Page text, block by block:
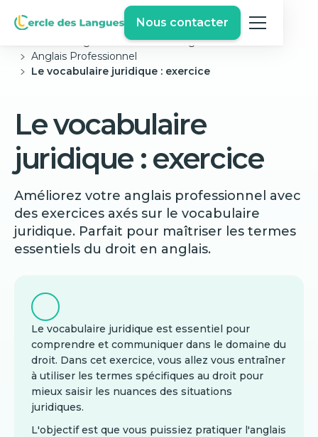
Nous contacter
Exercices Anglais Gratuits
Anglais Professionnel
Le vocabulaire juridique : exercice
Le vocabulaire
juridique : exercice
Améliorez votre anglais professionnel avec
des exercices axés sur le vocabulaire
juridique. Parfait pour maîtriser les termes
essentiels du droit en anglais.
Le vocabulaire juridique est essentiel pour
comprendre et communiquer dans le domaine du
droit. Dans cet exercice, vous allez vous entraîner
à utiliser les termes spécifiques au droit pour
mieux saisir les nuances des situations
juridiques.
L'objectif est que vous puissiez pratiquer l'anglais